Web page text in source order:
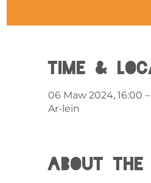
Time &
06 Maw 2024, 16:00 –
Ar-lein
About the